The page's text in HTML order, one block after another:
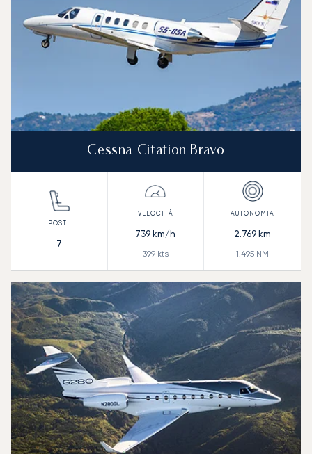
Cessna Citation Bravo
7
739 km/h
399kts
2.769 km
1.495 NM